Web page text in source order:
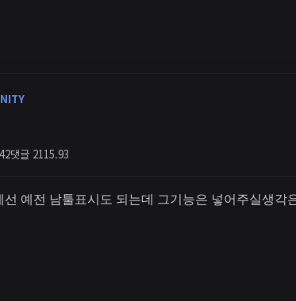
댓글 2115.93
선 예전 남툴표시도 되는데 그기능은 넣어주실생각